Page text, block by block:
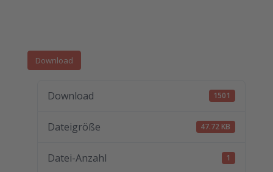
Download
Download 1501
Dateigröße 47.72 KB
Datei-Anzahl 1